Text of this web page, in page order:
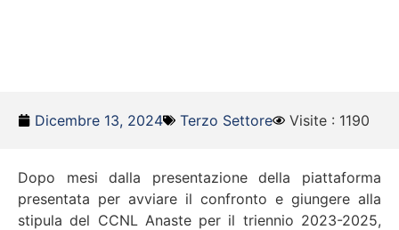
Dicembre 13, 2024 Terzo Settore Visite : 1190
Dopo mesi dalla presentazione della piattaforma
presentata per avviare il confronto e giungere alla
stipula del CCNL Anaste per il triennio 2023-2025,